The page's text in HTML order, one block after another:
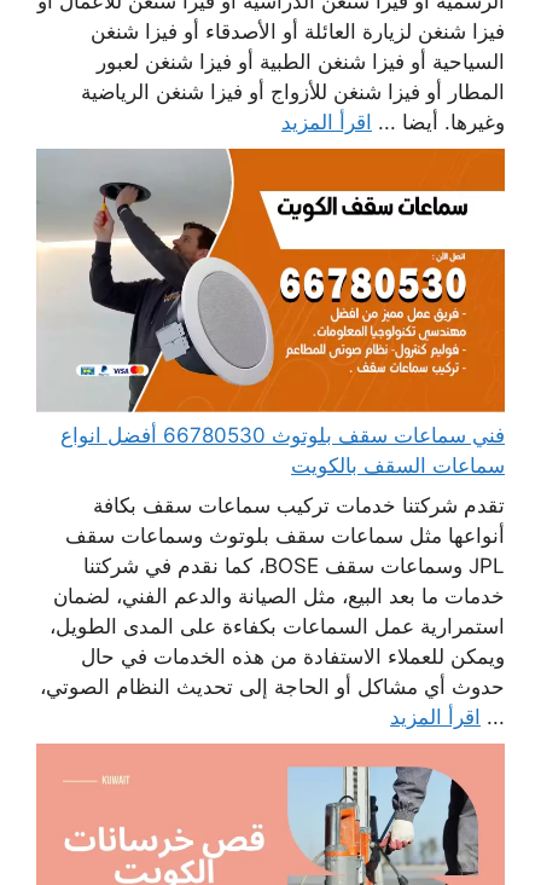
فيزا شنغن لزيارة العائلة أو الأصدقاء أو فيزا شنغن
السياحية أو فيزا شنغن الطبية أو فيزا شنغن لعبور
المطار أو فيزا شنغن للأزواج أو فيزا شنغن الرياضية
وغيرها. أيضا ... اقرأ المزيد
فني سماعات سقف بلوتوث 66780530 أفضل انواع
سماعات السقف بالكويت
تقدم شركتنا خدمات تركيب سماعات سقف بكافة
أنواعها مثل سماعات سقف بلوتوث وسماعات سقف
JPL وسماعات سقف BOSE، كما نقدم في شركتنا
خدمات ما بعد البيع، مثل الصيانة والدعم الفني، لضمان
استمرارية عمل السماعات بكفاءة على المدى الطويل،
ويمكن للعملاء الاستفادة من هذه الخدمات في حال
حدوث أي مشاكل أو الحاجة إلى تحديث النظام الصوتي،
... اقرأ المزيد